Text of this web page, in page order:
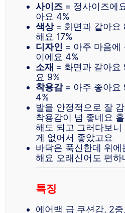
사이즈 = 정사이즈에
아요 4%
색상 = 화면과 같아요
해요 17%
디자인 = 아주 마음에
이에요 4%
소재 = 화면과 같아요
요 9%
착용감 = 아주 좋아요
4%
발을 안정적으로 잘
착용감이 넘 좋네요
해도 되고 그러다보
게 없어서 좋았고요
바닥은 푹신한데 위
해요 오래신어도 편하
특징
에어백 급 쿠션감, 2